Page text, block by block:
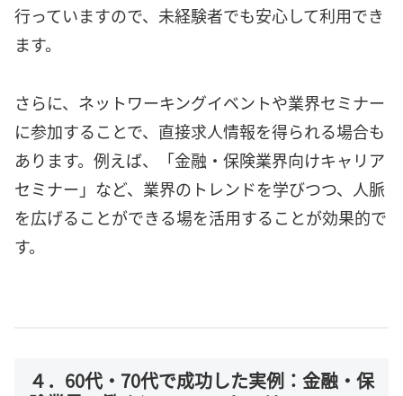
行っていますので、未経験者でも安心して利用でき
ます。
さらに、ネットワーキングイベントや業界セミナー
に参加することで、直接求人情報を得られる場合も
あります。例えば、「金融・保険業界向けキャリア
セミナー」など、業界のトレンドを学びつつ、人脈
を広げることができる場を活用することが効果的で
す。
４．60代・70代で成功した実例：金融・保